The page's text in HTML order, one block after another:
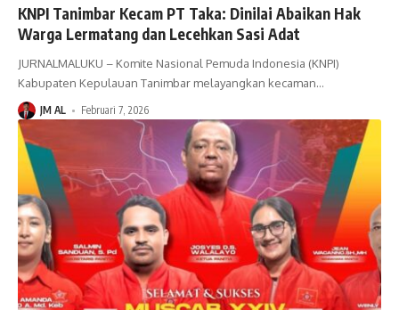
KNPI Tanimbar Kecam PT Taka: Dinilai Abaikan Hak
Warga Lermatang dan Lecehkan Sasi Adat
JURNALMALUKU – Komite Nasional Pemuda Indonesia (KNPI)
Kabupaten Kepulauan Tanimbar melayangkan kecaman…
JM AL Februari 7, 2026